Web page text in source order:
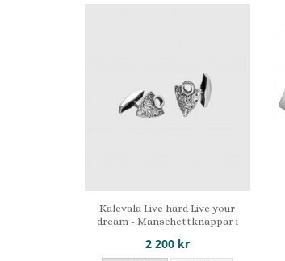
Kalevala Live hard Live your
dream - Manschettknappar i
silver
2 200 kr